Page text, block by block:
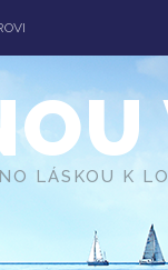
LÁSKOU K